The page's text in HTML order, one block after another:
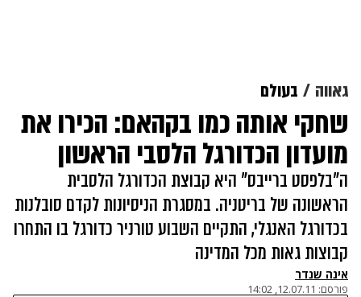
גאווה בעולם
שחקי אותה כמו בקהאם: הכירו את
מועדון הכדורגל הלסבי הראשון
ה"בלפסט ברייבס" היא קבוצת הכדורגל הלסבית
הראשונה של בריטניה. במסגרת הניסיונות לקדם סובלנות
בכדורגל האנגלי, התקיים השבוע טורניר כדורגל בו התחרו
קבוצות גאות מכל המדינה
אינה שנדר
פורסם: 12.07.11, 14:02